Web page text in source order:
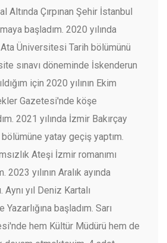
Altında Çırpınan Şehir İstanbul
başladım. 2020 yılında
Üniversitesi Tarih bölümünü
sınavı döneminde İskenderun
için 2020 yılının Ekim
Gazetesi'nde köşe
2021 yılında İzmir Bakırçay
yatay geçiş yaptım.
Ateşi İzmir romanımı
2023 yılının Aralık ayında
Aynı yıl Deniz Kartalı
başladım. Sarı
hem Kültür Müdürü hem de